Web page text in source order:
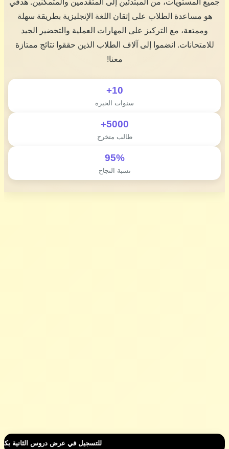
هو مساعدة الطلاب على إتقان اللغة الإنجليزية بطريقة سهلة
وممتعة، مع التركيز على المهارات العملية والتحضير الجيد
للامتحانات. انضموا إلى آلاف الطلاب الذين حققوا نتائج ممتازة
معنا!
10+
سنوات الخبرة
5000+
طالب متخرج
95%
نسبة النجاح
للتسجيل في عرض دروس الثانية بكالوريا 📚 بثمن رمزي 💰 500 درهم فقط للموسم الكامل ⭐ تواصل معنا عبر واتساب هنا